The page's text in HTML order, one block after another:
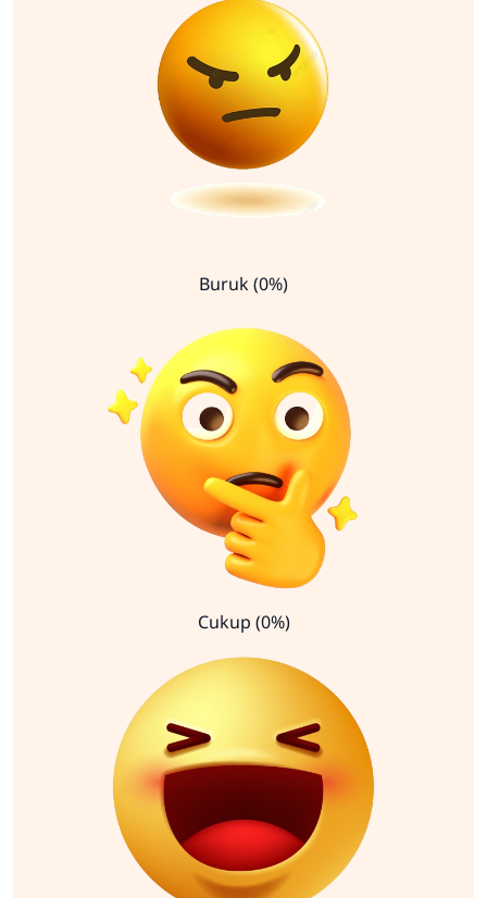
Buruk (0%)
Cukup (0%)